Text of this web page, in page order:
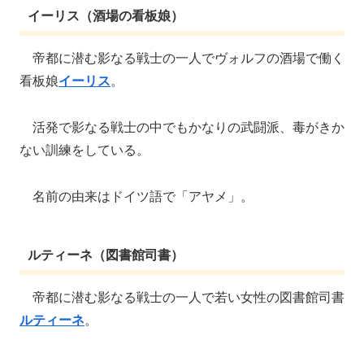
イーリス（酒場の看板娘）
帝都に潜む影なる戦士の一人でヴォルフの酒場で働く
看板娘イーリス。
活発で影なる戦士の中でもかなりの武闘派、毒がきか
ない訓練をしている。
名前の由来はドイツ語で「アヤメ」。
ルティーネ（図書館司書）
帝都に潜む影なる戦士の一人で若い女性の図書館司書
ルティーネ。